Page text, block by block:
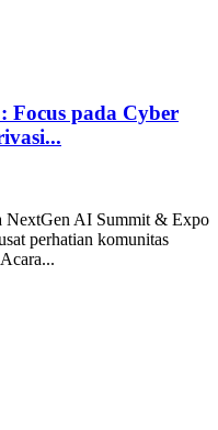
Focus pada Cyber
NextGen AI Summit & Expo
perhatian komunitas